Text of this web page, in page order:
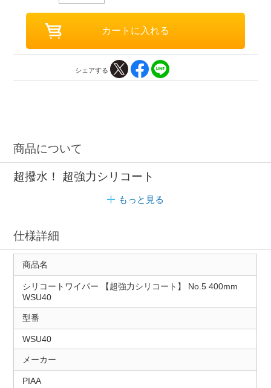
シェアする
商品について
超撥水！ 超強力シリコート
もっと見る
仕様詳細
商品名
シリコートワイパー 【超強力シリコート】 No.5 400mm
WSU40
型番
WSU40
メーカー
PIAA